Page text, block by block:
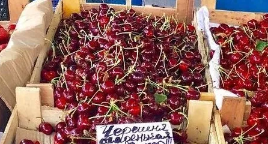
Трампа: Что Стоит На Кону
Ужасающая Реальность Безнадежной Обстановки
Проливные Дожди